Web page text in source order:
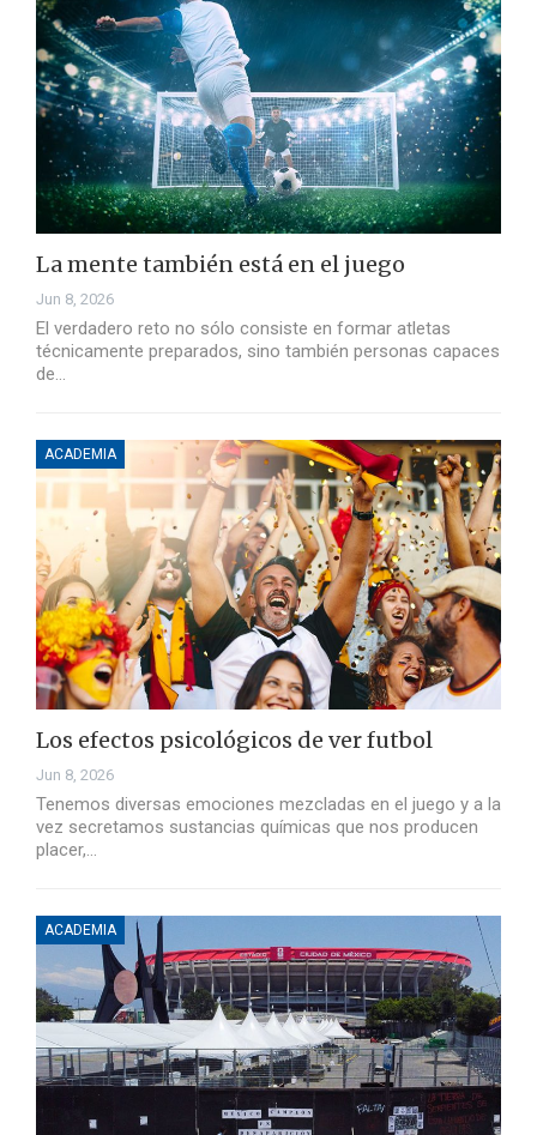
La mente también está en el juego
Jun 8, 2026
El verdadero reto no sólo consiste en formar atletas
técnicamente preparados, sino también personas capaces
de…
ACADEMIA
Los efectos psicológicos de ver futbol
Jun 8, 2026
Tenemos diversas emociones mezcladas en el juego y a la
vez secretamos sustancias químicas que nos producen
placer,…
ACADEMIA